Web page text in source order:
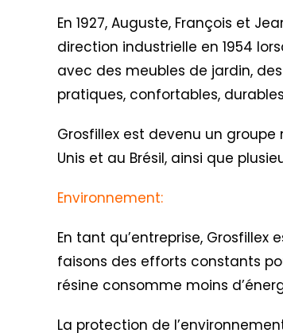
En 1927, Auguste, François et
direction industrielle en 1954
avec des meubles de jardin,
pratiques, confortables,
Grosfillex est devenu un
Unis et au Brésil, ainsi que
Environnement:
En tant qu’entreprise,
faisons des efforts constants
résine consomme moins
La protection de